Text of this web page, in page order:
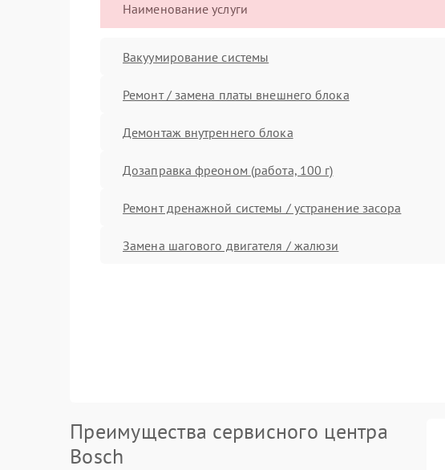
Наименование услуги
Вакуумирование системы
Ремонт / замена платы внешнего блока
Демонтаж внутреннего блока
Дозаправка фреоном (работа, 100 г)
Ремонт дренажной системы / устранение засора
Замена шагового двигателя / жалюзи
Преимущества сервисного центра
Bosch